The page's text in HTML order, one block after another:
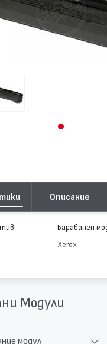
Описание
Барабанен
Xerox
Жълт
Модули
модул